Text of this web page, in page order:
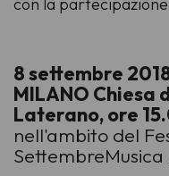
con la
8 settembre
MILANO Chiesa
Laterano, ore
nell'ambito del